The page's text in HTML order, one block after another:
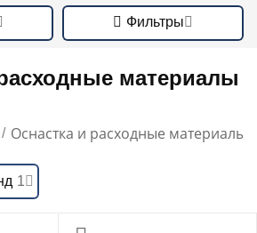
Фильтры
материалы
/ Оснастка и расходные материалы
1